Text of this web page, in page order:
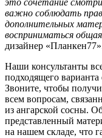
это сочетание
важно соблюдать
дополнительных
восприниматься
дизайнер
Наши консультанты
подходящего
Звоните, чтобы
всем вопросам,
из ангарской сосны.
представленный
на нашем складе, что